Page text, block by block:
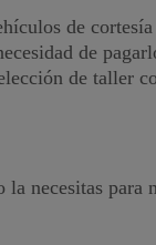
de
de
de taller
necesitas para